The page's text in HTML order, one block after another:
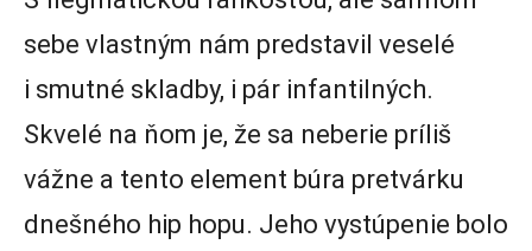
sebe vlastným nám predstavil veselé
i smutné skladby, i pár infantilných.
Skvelé na ňom je, že sa neberie príliš
vážne a tento element búra pretvárku
dnešného hip hopu. Jeho vystúpenie bolo